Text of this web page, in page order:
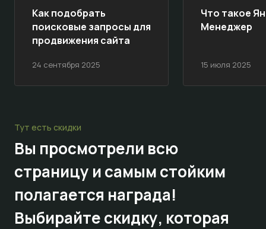
24 сентября 2025
Как подобрать
поисковые запросы для
продвижения сайта
15 июля 2025
Что такое
Менеджер
Тут есть скидки
Вы просмотрели всю
страницу и самым стойким
полагается награда!
Выбирайтескидку, которая